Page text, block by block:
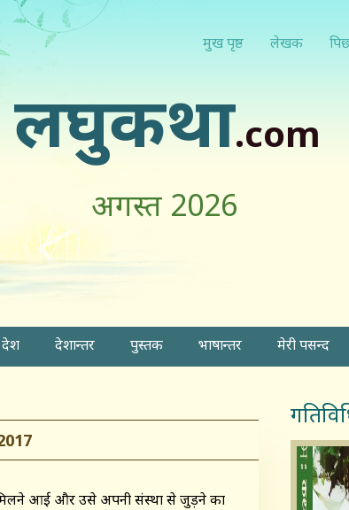
मुख पृष्ठ लेखक
लघुकथा.com
अगस्त 2026
देश देशान्तर पुस्तक भाषान्तर मेरी पसन्द
आई और उसे अपनी संस्था से जुड़ने का